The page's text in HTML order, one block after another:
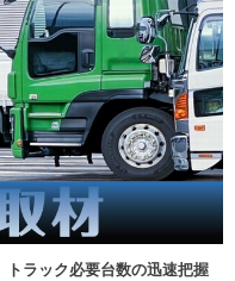
トラック必要台数の迅速把握